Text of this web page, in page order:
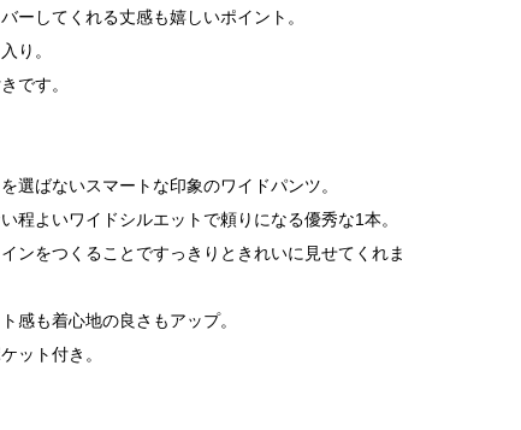
ーしてくれる丈感も嬉しいポイント。
り。
です。
選ばないスマートな印象のワイドパンツ。
程よいワイドシルエットで頼りになる優秀な1本。
ンをつくることですっきりときれいに見せてくれま
感も着心地の良さもアップ。
ット付き。